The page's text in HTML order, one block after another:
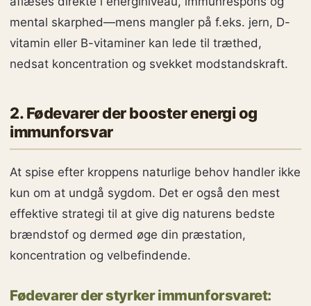
mental skarphed—mens mangler på f.eks. jern, D-
vitamin eller B-vitaminer kan lede til træthed,
nedsat koncentration og svekket modstandskraft.
2. Fødevarer der booster energi og
immunforsvar
At spise efter kroppens naturlige behov handler ikke
kun om at undgå sygdom. Det er også den mest
effektive strategi til at give dig naturens bedste
brændstof og dermed øge din præstation,
koncentration og velbefindende.
Fødevarer der styrker immunforsvaret: